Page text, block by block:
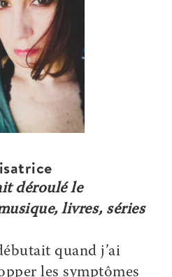
déroulé le
livres, séries
quand j’ai
les symptômes